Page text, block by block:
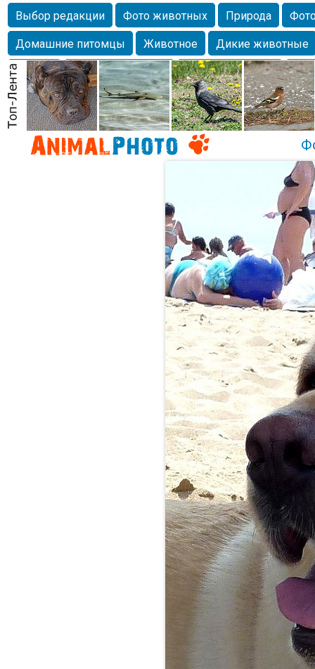
Выбор редакции Фото животных Природа
Домашние питомцы
Животное
Дикие животные
Собаки
Alexanderandronik Млекопитающие
Морда
Собачка Осень Портрет
Домашние
Насекомое
Коты Lebert Дикие птицы Утка